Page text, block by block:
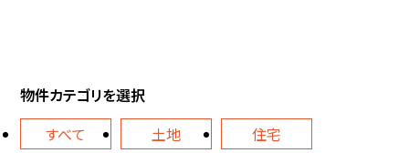
物件カテゴリを選択
すべて
土地
住宅